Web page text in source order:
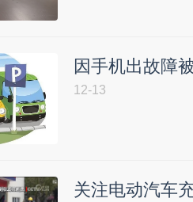
因手机出故障
12-13
关注电动汽车